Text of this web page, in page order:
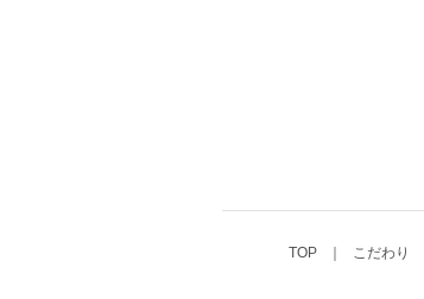
TOP こだわり